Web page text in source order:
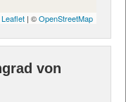
Leaflet | ©OpenStreetMap
von